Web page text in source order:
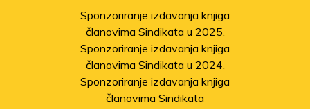
Sponzoriranje izdavanja knjiga
članovima Sindikata u 2025.
Sponzoriranje izdavanja knjiga
članovima Sindikata u 2024.
Sponzoriranje izdavanja knjiga
članovima Sindikata